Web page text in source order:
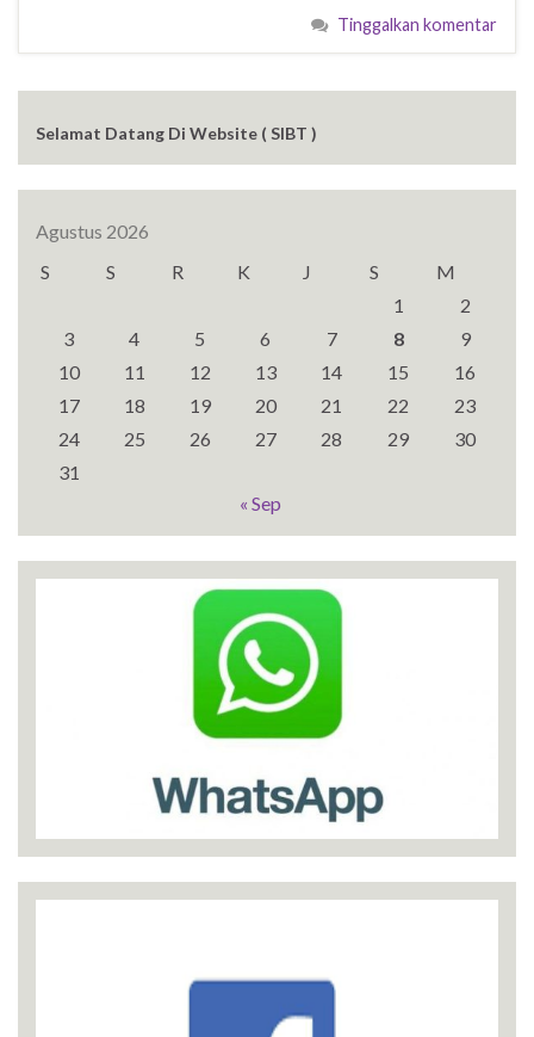
Tinggalkan komentar
Selamat Datang Di Website ( SIBT )
Agustus 2026
S
S R K J S
M
1
2
3
4 5 6 7 8
9
10
11 12 13 14 15
16
17
18 19 20 21 22
23
24
25 26 27 28 29
30
31
« Sep